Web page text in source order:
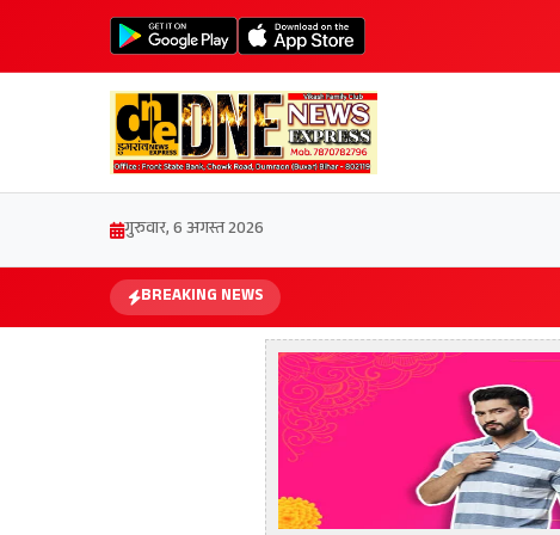
गुरुवार, 6 अगस्त 2026
BREAKING NEWS